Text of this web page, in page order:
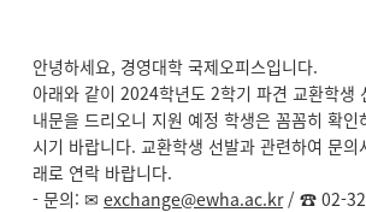
안녕하세요, 경영대학 국제오피스입니다.
아래와 같이 2024학년도 2학기 파견 교환학생
내문을 드리오니 지원 예정 학생은 꼼꼼히 확인
시기 바랍니다. 교환학생 선발과 관련하여 문
래로 연락 바랍니다.
- 문의: ✉ exchange@ewha.ac.kr/ ☎ 02-